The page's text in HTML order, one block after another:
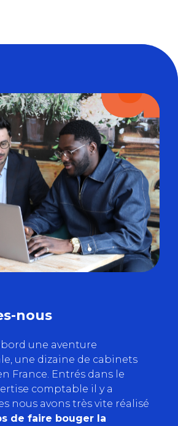
nous
une aventure
une dizaine de cabinets
France. Entrés dans le
comptable il y a
nous avons très vite réalisé
de faire bouger la